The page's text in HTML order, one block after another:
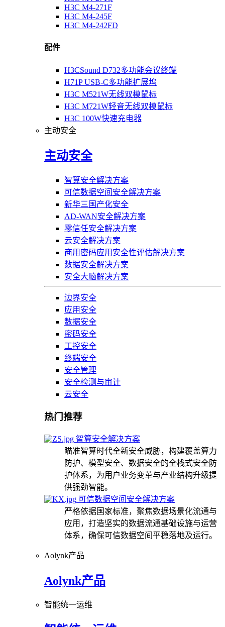
H3C M4-271F
H3C M4-245F
H3C M4-242FD
配件
H3CSound D732多功能会议终端
H71P USB-C多功能扩展坞
H3C M521W无线双模鼠标
H3C M721W轻音无线双模鼠标
H3C 100W快速充电器
主动安全
主动安全
智算安全解决方案
可信数据空间安全解决方案
新华三国产化安全
AD-WAN安全解决方案
零信任安全解决方案
云安全解决方案
商用密码应用安全性评估解决方案
数据安全解决方案
安全大脑解决方案
边界安全
应用安全
数据安全
密码安全
工控安全
终端安全
安全管理
安全检测与审计
云安全
热门推荐
智算安全解决方案
瞄准智算时代全新安全威胁，构建覆盖算力
防护、模型安全、数据安全的全栈式安全防
护体系，为用户业务变革与产业结构升级提
供强劲智能。
可信数据空间安全解决方案
严格依据国家标准，聚焦数据场景化流通与
应用，打造坚实的数据流通基础设施与运营
体系，确保可信数据空间平稳落地及运行。
Aolynk产品
Aolynk产品
智能统一运维